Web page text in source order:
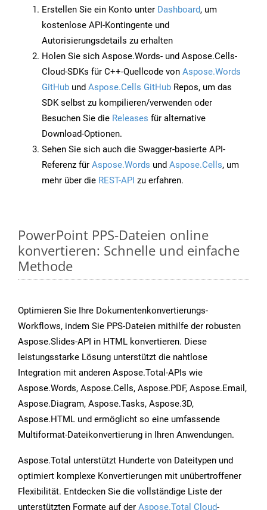
Erstellen Sie ein Konto unter Dashboard, um
kostenlose API-Kontingente und
Autorisierungsdetails zu erhalten
Holen Sie sich Aspose.Words- und Aspose.Cells-
Cloud-SDKs für C++-Quellcode von Aspose.Words
GitHub und Aspose.Cells GitHub Repos, um das
SDK selbst zu kompilieren/verwenden oder
Besuchen Sie die Releases für alternative
Download-Optionen.
Sehen Sie sich auch die Swagger-basierte API-
Referenz für Aspose.Words und Aspose.Cells, um
mehr über die REST-API zu erfahren.
PowerPoint PPS-Dateien online
konvertieren: Schnelle und einfache
Methode
Optimieren Sie Ihre Dokumentenkonvertierungs-
Workflows, indem Sie PPS-Dateien mithilfe der robusten
Aspose.Slides-API in HTML konvertieren. Diese
leistungsstarke Lösung unterstützt die nahtlose
Integration mit anderen Aspose.Total-APIs wie
Aspose.Words, Aspose.Cells, Aspose.PDF, Aspose.Email,
Aspose.Diagram, Aspose.Tasks, Aspose.3D,
Aspose.HTML und ermöglicht so eine umfassende
Multiformat-Dateikonvertierung in Ihren Anwendungen.
Aspose.Total unterstützt Hunderte von Dateitypen und
optimiert komplexe Konvertierungen mit unübertroffener
Flexibilität. Entdecken Sie die vollständige Liste der
unterstützten Formate auf der Aspose.Total Cloud-